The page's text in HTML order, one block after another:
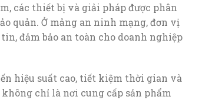
các thiết bị và giải pháp được phân
quản. Ở mảng an ninh mạng, đơn vị
đảm bảo an toàn cho doanh nghiệp
hiệu suất cao, tiết kiệm thời gian và
không chỉ là nơi cung cấp sản phẩm